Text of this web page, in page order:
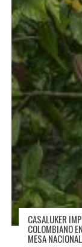
CASALUKER
COLOMBIANO
MESA